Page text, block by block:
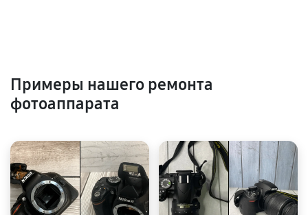
Примеры нашего ремонта
фотоаппарата